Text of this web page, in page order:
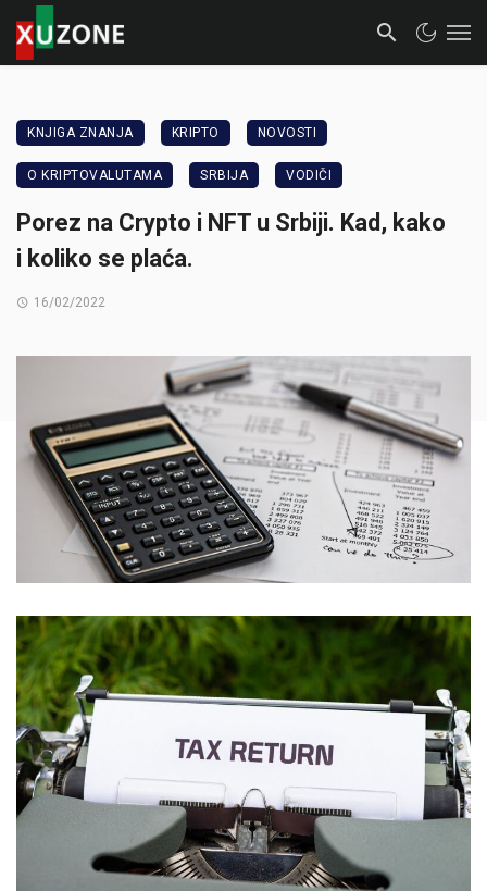
KNJIGA ZNANJA KRIPTO NOVOSTI
O KRIPTOVALUTAMA SRBIJA VODIČI
Porez na Crypto i NFT u Srbiji. Kad, kako
i koliko se plaća.
16/02/2022